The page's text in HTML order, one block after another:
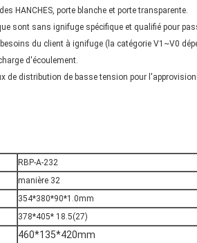
HANCHES, porte blanche et porte transparente.
sont sans ignifuge spécifique et qualifié pour
du client à ignifuge (la catégorie V1~V0
d'écoulement.
de distribution de basse tension pour
RBP-A-232
manière 32
354*380*90*1.0mm
378*405* 18.5(27)
460*135*420mm